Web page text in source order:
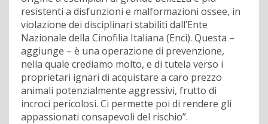
resistenti a disfunzioni e malformazioni ossee, in
violazione dei disciplinari stabiliti dall’Ente
Nazionale della Cinofilia Italiana (Enci). Questa –
aggiunge – è una operazione di prevenzione,
nella quale crediamo molto, e di tutela verso i
proprietari ignari di acquistare a caro prezzo
animali potenzialmente aggressivi, frutto di
incroci pericolosi. Ci permette poi di rendere gli
appassionati consapevoli del rischio”.